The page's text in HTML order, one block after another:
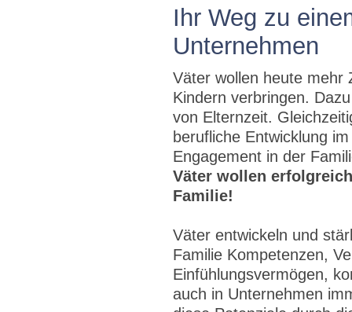
Ihr Weg zu
Unternehmen
Väter wollen heute mehr
Kindern verbringen.
von Elternzeit.
berufliche Entwicklung
Engagement in der
Väter wollen
Familie!
Väter entwickeln und
Familie Kompetenzen,
Einfühlungsvermögen,
auch in Unternehmen